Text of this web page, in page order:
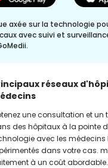
axée sur la technologie
avec suivi et
réseaux
une consultation et un
des hôpitaux à la pointe
avec les médecins
dans votre cas.
à un coût abordable.